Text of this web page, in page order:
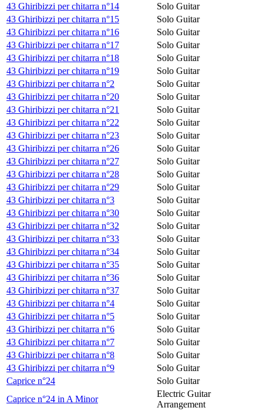
43 Ghiribizzi per chitarra n°14
Solo Guitar
43 Ghiribizzi per chitarra n°15
Solo Guitar
43 Ghiribizzi per chitarra n°16
Solo Guitar
43 Ghiribizzi per chitarra n°17
Solo Guitar
43 Ghiribizzi per chitarra n°18
Solo Guitar
43 Ghiribizzi per chitarra n°19
Solo Guitar
43 Ghiribizzi per chitarra n°2
Solo Guitar
43 Ghiribizzi per chitarra n°20
Solo Guitar
43 Ghiribizzi per chitarra n°21
Solo Guitar
43 Ghiribizzi per chitarra n°22
Solo Guitar
43 Ghiribizzi per chitarra n°23
Solo Guitar
43 Ghiribizzi per chitarra n°26
Solo Guitar
43 Ghiribizzi per chitarra n°27
Solo Guitar
43 Ghiribizzi per chitarra n°28
Solo Guitar
43 Ghiribizzi per chitarra n°29
Solo Guitar
43 Ghiribizzi per chitarra n°3
Solo Guitar
43 Ghiribizzi per chitarra n°30
Solo Guitar
43 Ghiribizzi per chitarra n°32
Solo Guitar
43 Ghiribizzi per chitarra n°33
Solo Guitar
43 Ghiribizzi per chitarra n°34
Solo Guitar
43 Ghiribizzi per chitarra n°35
Solo Guitar
43 Ghiribizzi per chitarra n°36
Solo Guitar
43 Ghiribizzi per chitarra n°37
Solo Guitar
43 Ghiribizzi per chitarra n°4
Solo Guitar
43 Ghiribizzi per chitarra n°5
Solo Guitar
43 Ghiribizzi per chitarra n°6
Solo Guitar
43 Ghiribizzi per chitarra n°7
Solo Guitar
43 Ghiribizzi per chitarra n°8
Solo Guitar
43 Ghiribizzi per chitarra n°9
Solo Guitar
Caprice n°24
Solo Guitar
Caprice n°24 in A Minor
Electric Guitar
Arrangement